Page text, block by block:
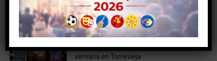
NOTICIAS RELACIONADAS
Conciertos, deporte y fiestas: descubre
todo lo que podrás disfrutar este fin de
semana en Torrevieja